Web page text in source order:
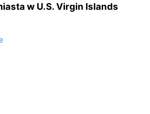
w U.S. Virgin Islands